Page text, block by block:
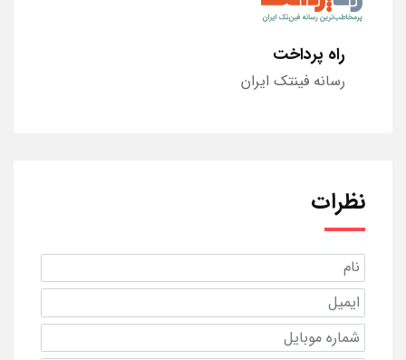
راه پرداخت
رسانه فینتک ایران
نظرات